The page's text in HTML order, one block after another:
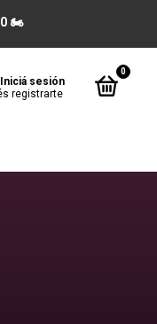
🏍️
Iniciá sesión
registrarte
0